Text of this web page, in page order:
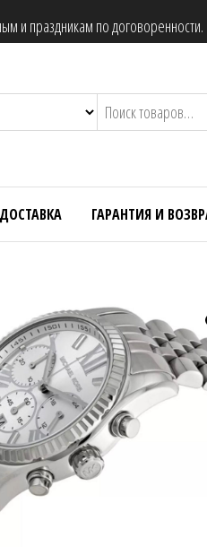
и праздникам по договоренности.
ГАРАНТИЯ И